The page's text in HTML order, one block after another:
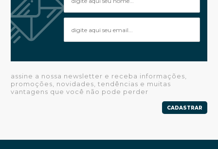
assine a nossa newsletter e receba informações,
promoções, novidades, tendências e muitas
vantagens que você não pode perder
CADASTRAR